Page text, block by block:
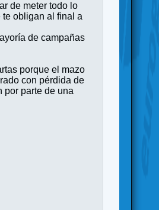
de meter todo lo
obligan al final a
de campañas
porque el mazo
con pérdida de
por parte de una